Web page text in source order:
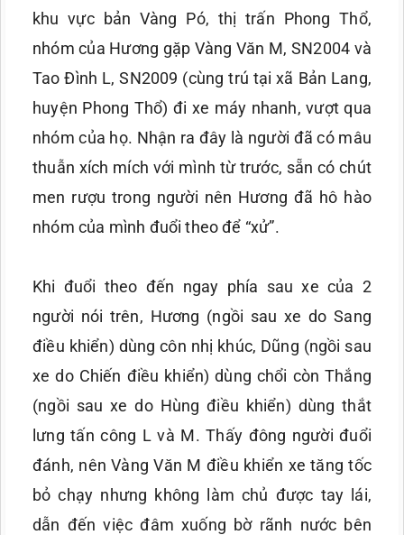
khu vực bản Vàng Pó, thị trấn Phong Thổ,
nhóm của Hương gặp Vàng Văn M, SN2004 và
Tao Đình L, SN2009 (cùng trú tại xã Bản Lang,
huyện Phong Thổ) đi xe máy nhanh, vượt qua
nhóm của họ. Nhận ra đây là người đã có mâu
thuẫn xích mích với mình từ trước, sẵn có chút
men rượu trong người nên Hương đã hô hào
nhóm của mình đuổi theo để “xử”.
Khi đuổi theo đến ngay phía sau xe của 2
người nói trên, Hương (ngồi sau xe do Sang
điều khiển) dùng côn nhị khúc, Dũng (ngồi sau
xe do Chiến điều khiển) dùng chổi còn Thắng
(ngồi sau xe do Hùng điều khiển) dùng thắt
lưng tấn công L và M. Thấy đông người đuổi
đánh, nên Vàng Văn M điều khiển xe tăng tốc
bỏ chạy nhưng không làm chủ được tay lái,
dẫn đến việc đâm xuống bờ rãnh nước bên